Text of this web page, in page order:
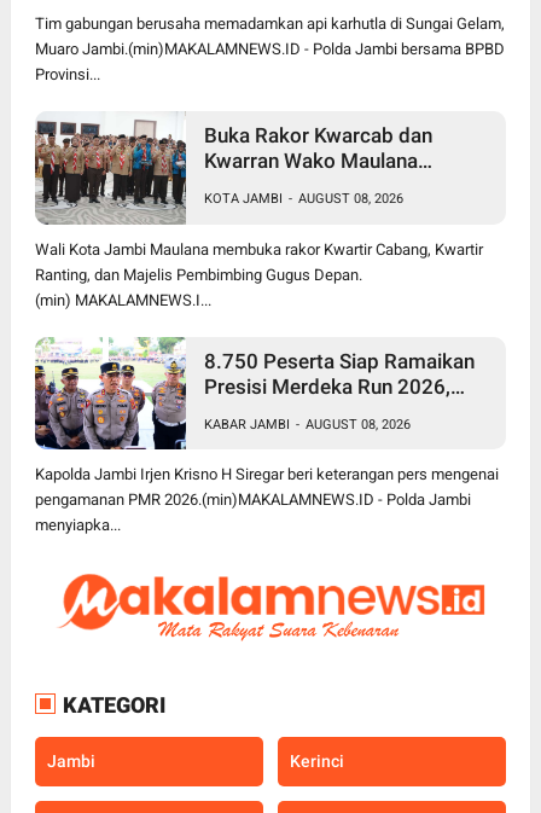
Tim gabungan berusaha memadamkan api karhutla di Sungai Gelam,
Muaro Jambi.(min)MAKALAMNEWS.ID - Polda Jambi bersama BPBD
Provinsi...
Buka Rakor Kwarcab dan
Kwarran Wako Maulana
Kemas Faried Targetkan 1.000
Pramuka Garuda
KOTA JAMBI - AUGUST 08, 2026
Wali Kota Jambi Maulana membuka rakor Kwartir Cabang, Kwartir
Ranting, dan Majelis Pembimbing Gugus Depan.
(min) MAKALAMNEWS.I...
8.750 Peserta Siap Ramaikan
Presisi Merdeka Run 2026,
Personel untuk Pengamanan
KABAR JAMBI - AUGUST 08, 2026
Kapolda Jambi Irjen Krisno H Siregar beri keterangan pers mengenai
pengamanan PMR 2026.(min)MAKALAMNEWS.ID - Polda Jambi
menyiapka...
KATEGORI
Jambi Kerinci